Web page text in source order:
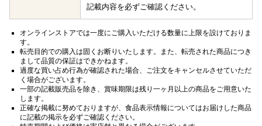
記載内容を必ずご確認ください。
オンラインストアでは一度にご購入いただける数量に上限を設けておりま
す。
転売目的での購入は固くお断りいたします。また、転売された商品につき
まして品質の保証はできかねます。
過度な買い占め行為が確認された場合、ご注文をキャンセルさせていただ
く場合がございます。
一部の記載販売品を除き、賞味期限は残り一ヶ月以上の商品をご用意いた
します。
正確な掲載に努めておりますが、食品表示情報についてはお届けした商品
に記載の掲示を必ずご確認ください。